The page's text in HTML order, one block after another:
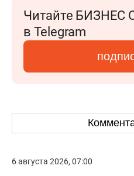
Читайте БИЗНЕС
в Telegram
6 августа 2026, 07:00